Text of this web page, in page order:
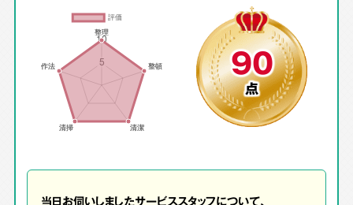
90
点
当日お伺いしましたサービススタッフについて、